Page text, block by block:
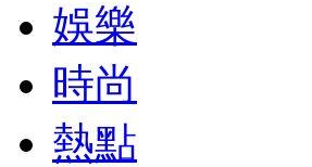
娛樂
時尚
熱點